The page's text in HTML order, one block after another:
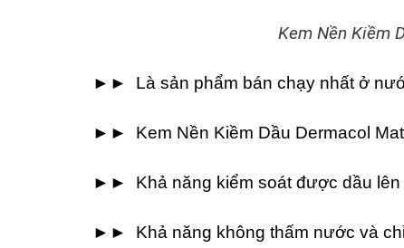
Kem Nền Kiềm
►► Là sản phẩm bán chạy nhất ở
►► Kem Nền Kiềm Dầu Dermacol
►► Khả năng kiểm soát được dầu lên
►► Khả năng không thấm nước và